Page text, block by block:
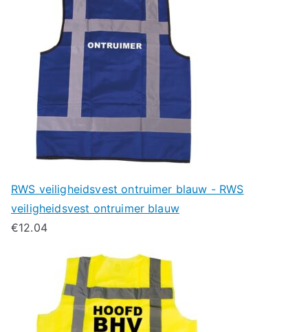
RWS veiligheidsvest ontruimer blauw - RWS
veiligheidsvest ontruimer blauw
€12.04